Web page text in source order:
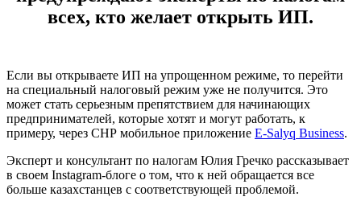
всех, кто желает открыть ИП.
Если вы открываете ИП на упрощенном режиме, то перейти
на специальный налоговый режим уже не получится. Это
может стать серьезным препятствием для начинающих
предпринимателей, которые хотят и могут работать, к
примеру, через СНР мобильное приложение E-Salyq Business.
Эксперт и консультант по налогам Юлия Гречко рассказывает
в своем Instagram-блоге о том, что к ней обращается все
больше казахстанцев с соответствующей проблемой.